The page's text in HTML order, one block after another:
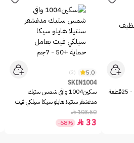
5.0
(3)
SKIN1004
سكين1004 واقي شمس ستيك
مدغشقر سنتيلا هايلو سيكا سيلكي فيت
بعامل حماية +50 - 7جم
103.50

33

-68%